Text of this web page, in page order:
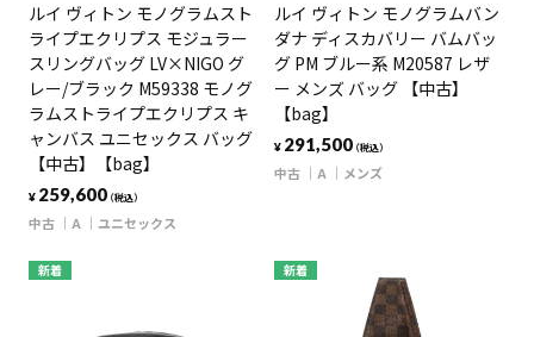
ルイ ヴィトン モノグラムスト
ライプエクリプス モジュラー
スリングバッグ LV×NIGO グ
レー/ブラック M59338 モノグ
ラムストライプエクリプス キ
ャンバス ユニセックス バッグ
【中古】【bag】
¥ 259,600（税込）
中古 A ユニセックス
ルイ ヴィトン モノグラムバン
ダナ ディスカバリー バムバッ
グ PM ブルー系 M20587 レザ
ー メンズ バッグ 【中古】
【bag】
¥ 291,500（税込）
中古 A メンズ
新着 新着